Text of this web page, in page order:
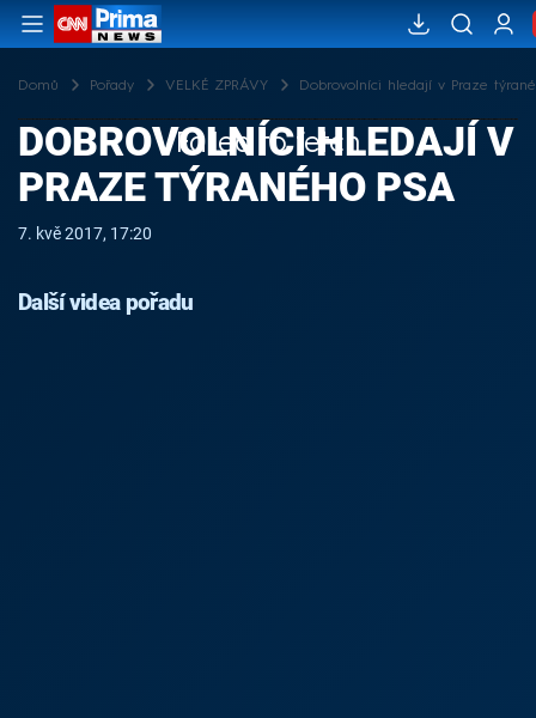
Domů Pořady VELKÉ ZPRÁVY Dobrovolníci hledají v Praze
Failed to fetch
DOBROVOLNÍCI HLEDAJÍ V
PRAZE TÝRANÉHO PSA
7. kvě 2017, 17:20
Další videa pořadu